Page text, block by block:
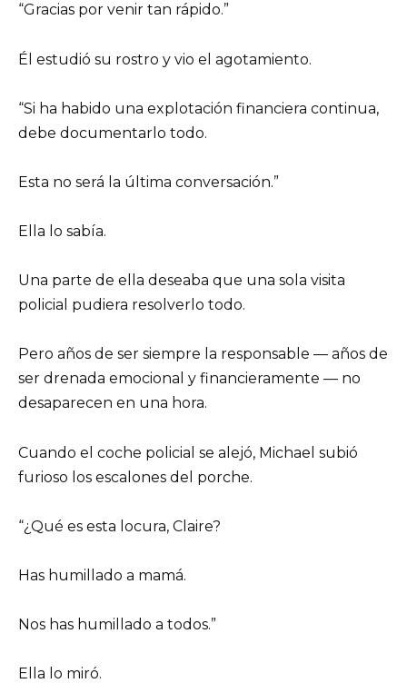
“Gracias por venir tan rápido.”
Él estudió su rostro y vio el agotamiento.
“Si ha habido una explotación financiera continua,
debe documentarlo todo.
Esta no será la última conversación.”
Ella lo sabía.
Una parte de ella deseaba que una sola visita
policial pudiera resolverlo todo.
Pero años de ser siempre la responsable — años de
ser drenada emocional y financieramente — no
desaparecen en una hora.
Cuando el coche policial se alejó, Michael subió
furioso los escalones del porche.
“¿Qué es esta locura, Claire?
Has humillado a mamá.
Nos has humillado a todos.”
Ella lo miró.